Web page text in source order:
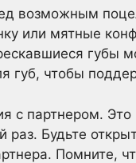
возможным
или мятные
губы
губ, чтобы
с партнером.
Будьте
Помните,